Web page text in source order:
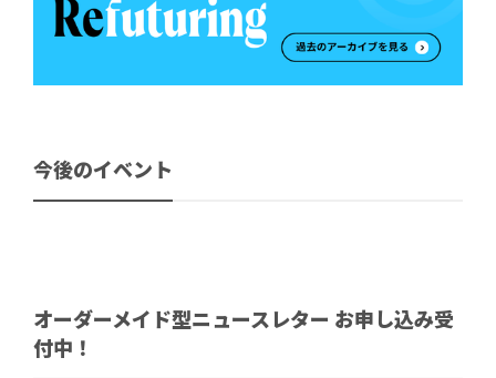
今後のイベント
オーダーメイド型ニュースレター お申し込み受
付中！